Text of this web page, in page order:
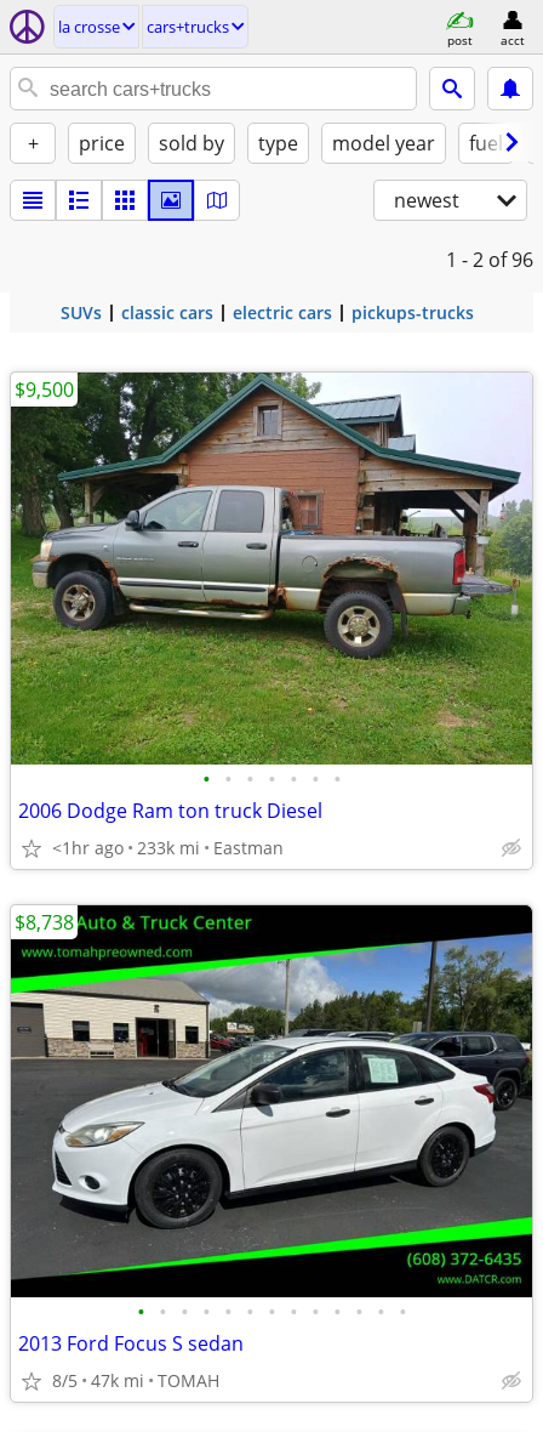
la crosse cars+trucks
post acct
+ price sold by type model year fuel
newest
1 - 2 of 96
SUVs classic cars electric cars pickups-trucks
• • • • • • •
2006 Dodge Ram ton truck Diesel
<1hr ago 233k mi Eastman
$9,500
• • • • • • • • • • • • •
2013 Ford Focus S sedan
8/5 47k mi TOMAH
$8,738